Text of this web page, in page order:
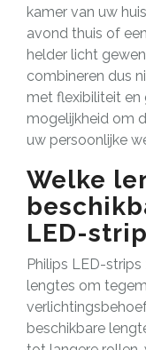
kamer van uw
avond thuis of
helder licht
combineren dus
met flexibiliteit en
mogelijkheid om
uw persoonlijke
Welke
LED-
Philips LED-
lengtes om
beschikbare